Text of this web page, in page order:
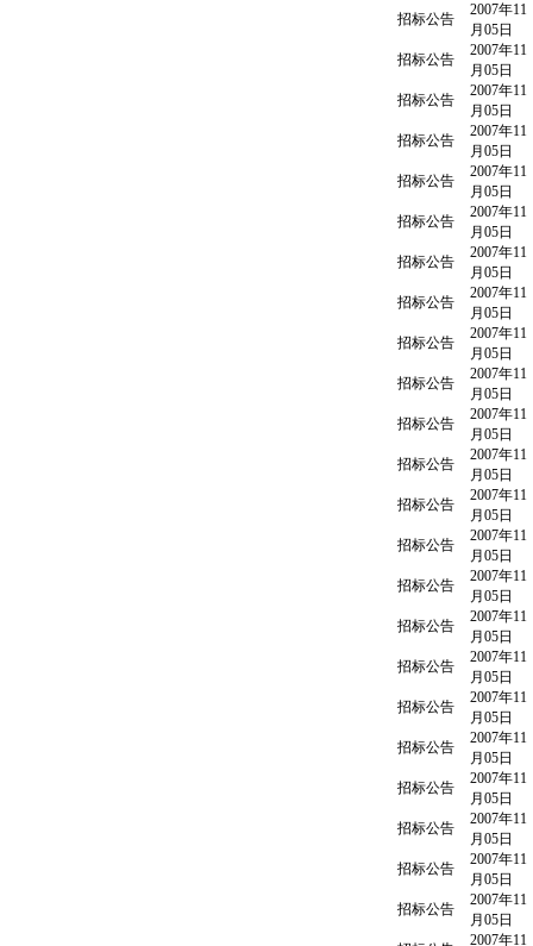
招标公告
2007年11
月05日
招标公告
2007年11
月05日
招标公告
2007年11
月05日
招标公告
2007年11
月05日
招标公告
2007年11
月05日
招标公告
2007年11
月05日
招标公告
2007年11
月05日
招标公告
2007年11
月05日
招标公告
2007年11
月05日
招标公告
2007年11
月05日
招标公告
2007年11
月05日
招标公告
2007年11
月05日
招标公告
2007年11
月05日
招标公告
2007年11
月05日
招标公告
2007年11
月05日
招标公告
2007年11
月05日
招标公告
2007年11
月05日
招标公告
2007年11
月05日
招标公告
2007年11
月05日
招标公告
2007年11
月05日
招标公告
2007年11
月05日
招标公告
2007年11
月05日
招标公告
2007年11
月05日
2007年11